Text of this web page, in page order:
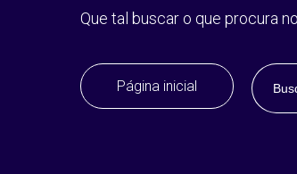
Que tal buscar o que procura
Página inicial